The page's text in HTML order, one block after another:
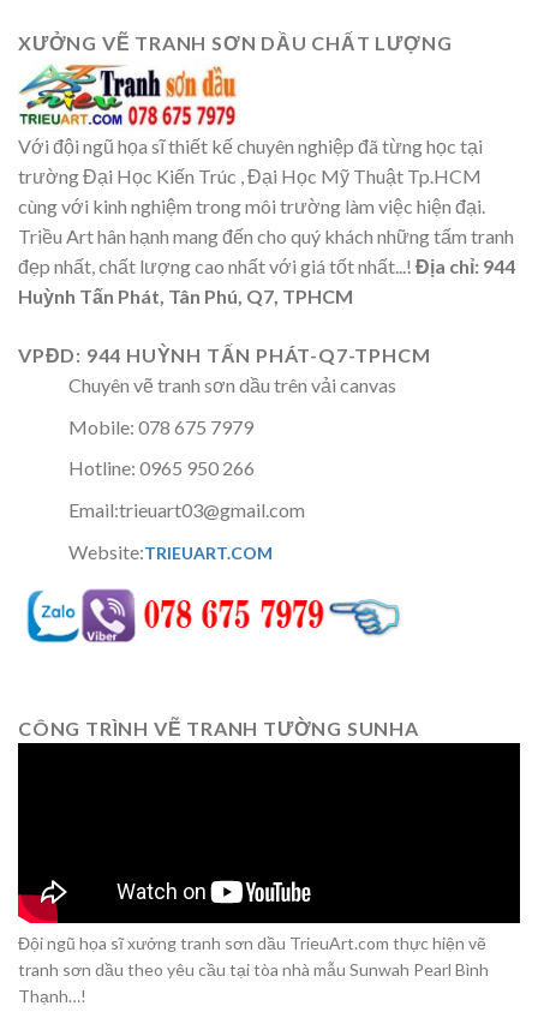
XƯỞNG VẼ TRANH SƠN DẦU CHẤT LƯỢNG
Với đội ngũ họa sĩ thiết kế chuyên nghiệp đã từng học tại
trường Đại Học Kiến Trúc , Đại Học Mỹ Thuật Tp.HCM
cùng với kinh nghiệm trong môi trường làm việc hiện đại.
Triều Art hân hạnh mang đến cho quý khách những tấm tranh
đẹp nhất, chất lượng cao nhất với giá tốt nhất...! Địa chỉ: 944
Huỳnh Tấn Phát, Tân Phú, Q7, TPHCM
VPĐD: 944 HUỲNH TẤN PHÁT-Q7-TPHCM
Chuyên vẽ tranh sơn dầu trên vải canvas
Mobile: 078 675 7979
Hotline: 0965 950 266
Email:trieuart03@gmail.com
Website:TRIEUART.COM
CÔNG TRÌNH VẼ TRANH TƯỜNG SUNHA
Đội ngũ họa sĩ xưởng tranh sơn dầu TrieuArt.com thực hiện vẽ
tranh sơn dầu theo yêu cầu tại tòa nhà mẫu Sunwah Pearl Bình
Thạnh…!